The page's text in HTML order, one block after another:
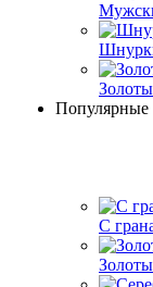
Популярные
С